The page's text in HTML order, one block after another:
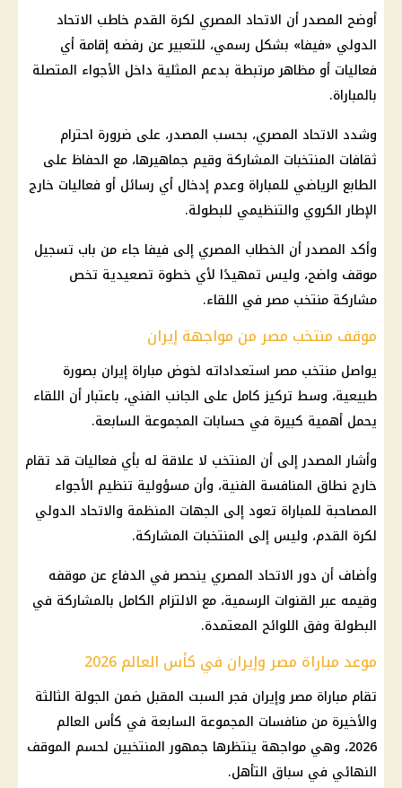
أوضح المصدر أن الاتحاد المصري لكرة القدم خاطب الاتحاد
الدولي «فيفا» بشكل رسمي، للتعبير عن رفضه إقامة أي
فعاليات أو مظاهر مرتبطة بدعم المثلية داخل الأجواء المتصلة
بالمباراة.
وشدد الاتحاد المصري، بحسب المصدر، على ضرورة احترام
ثقافات المنتخبات المشاركة وقيم جماهيرها، مع الحفاظ على
الطابع الرياضي للمباراة وعدم إدخال أي رسائل أو فعاليات خارج
الإطار الكروي والتنظيمي للبطولة.
وأكد المصدر أن الخطاب المصري إلى فيفا جاء من باب تسجيل
موقف واضح، وليس تمهيدًا لأي خطوة تصعيدية تخص
مشاركة منتخب مصرفي اللقاء.
موقف منتخب مصر من مواجهة إيران
يواصل منتخب مصراستعداداته لخوض مباراة إيران بصورة
طبيعية، وسط تركيز كامل على الجانب الفني، باعتبار أن اللقاء
يحمل أهمية كبيرة في حسابات المجموعة السابعة.
وأشار المصدر إلى أن المنتخب لا علاقة له بأي فعاليات قد تقام
خارج نطاق المنافسة الفنية، وأن مسؤولية تنظيم الأجواء
المصاحبة للمباراة تعود إلى الجهات المنظمة والاتحاد الدولي
لكرة القدم، وليس إلى المنتخبات المشاركة.
وأضاف أن دور الاتحاد المصري ينحصر في الدفاع عن موقفه
وقيمه عبر القنوات الرسمية، مع الالتزام الكامل بالمشاركة في
البطولة وفق اللوائح المعتمدة.
موعد مباراة مصر وإيران في كأس العالم 2026
تقام مباراة مصر وإيران فجر السبت المقبل ضمن الجولة الثالثة
والأخيرة من منافسات المجموعة السابعة في كأس العالم
2026، وهي مواجهة ينتظرها جمهور المنتخبين لحسم الموقف
النهائي في سباق التأهل.